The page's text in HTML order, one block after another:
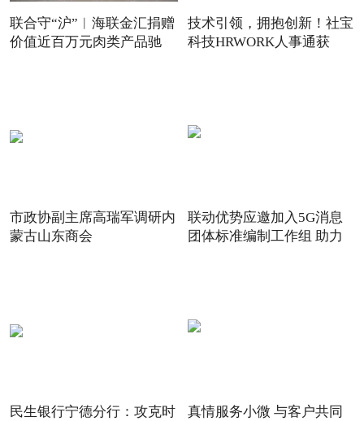
联合守“沪”︱海联金汇捐赠
价值近百万元肉类产品驰
技术引领，拥抱创新！社宝
科技HRWORK人事通获
市政协副主席高瑞军调研内
蒙古山东商会
联动优势应邀加入5G消息
团体标准编制工作组 助力
民生银行宁德分行：攻克时
真情服务小微 与客户共同